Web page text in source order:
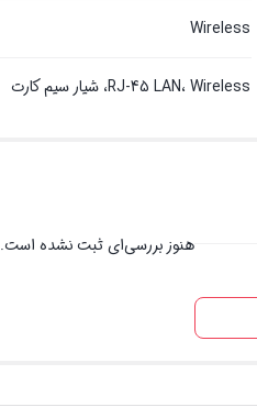
Wireless
RJ-45 LAN، Wireless، شیار سیم کارت
هنوز بررسی‌ای ثبت نشده است.